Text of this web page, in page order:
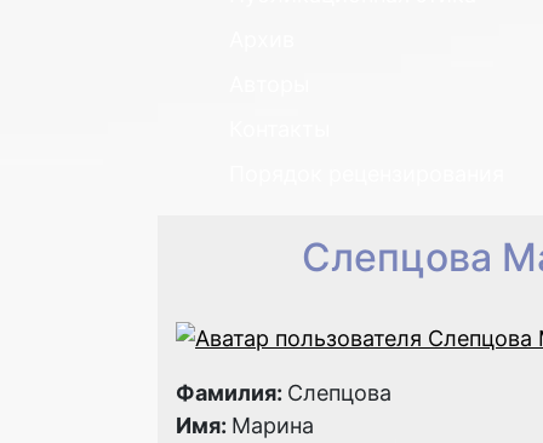
Слепцова
Фамилия: Слепцова
Имя: Марина